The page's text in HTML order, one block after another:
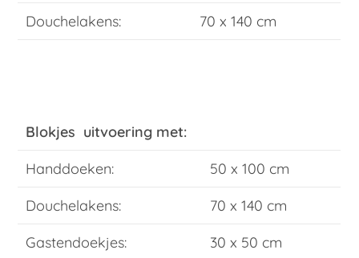
Douchelakens:
70 x 140 cm
Blokjes uitvoering met:
Handdoeken:
50 x 100 cm
Douchelakens:
70 x 140 cm
Gastendoekjes:
30 x 50 cm